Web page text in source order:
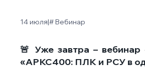
14 июля|# Вебинар
🚨 Уже завтра –
«АРКС400: ПЛК и РСУ в